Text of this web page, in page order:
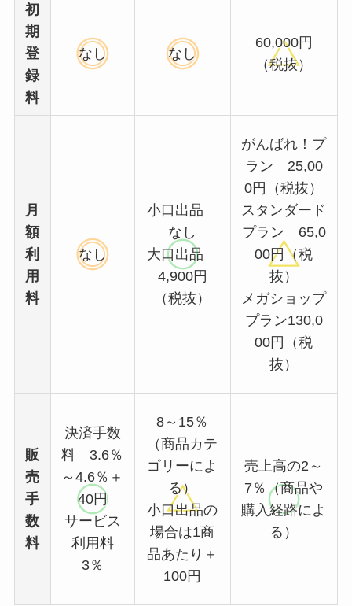
初
期
登
録
料
なし なし
60,000円
（税抜）
月
額
利
用
料
なし
小口出品
なし
大口出品
4,900円
（税抜）
がんばれ！プ
ラン 25,00
0円（税抜）
スタンダード
プラン 65,0
00円（税
抜）
メガショップ
プラン130,0
00円（税
抜）
販
売
手
数
料
決済手数
料 3.6％
～4.6％＋
40円
サービス
利用料
3％
8～15％
（商品カテ
ゴリーによ
る）
小口出品の
場合は1商
品あたり＋
100円
売上高の2～
7％（商品や
購入経路によ
る）